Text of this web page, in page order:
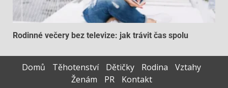
Rodinné večery bez televize: jak trávit čas spolu
Domů Těhotenství Dětičky Rodina
Vztahy
Ženám
PR
Kontakt